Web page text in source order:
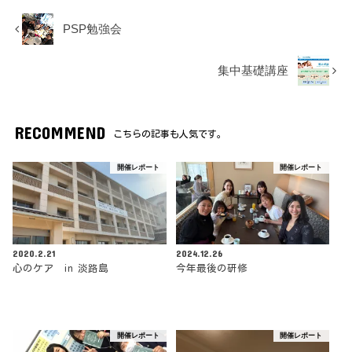
PSP勉強会
集中基礎講座
RECOMMEND こちらの記事も人気です。
開催レポート
2020.2.21
心のケア in 淡路島
開催レポート
2024.12.26
今年最後の研修
開催レポート 開催レポート